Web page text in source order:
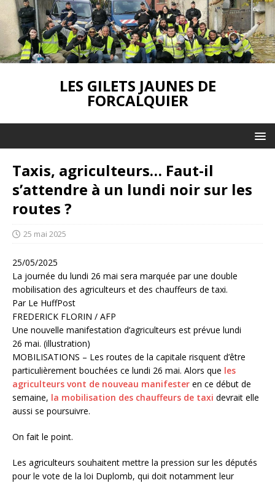
LES GILETS JAUNES DE
FORCALQUIER
Taxis, agriculteurs… Faut-il
s’attendre à un lundi noir sur les
routes ?
25 mai 2025
25/05/2025
La journée du lundi 26 mai sera marquée par une double
mobilisation des agriculteurs et des chauffeurs de taxi.
Par Le HuffPost
FREDERICK FLORIN / AFP
Une nouvelle manifestation d’agriculteurs est prévue lundi
26 mai. (illustration)
MOBILISATIONS – Les routes de la capitale risquent d’être
particulièrement bouchées ce lundi 26 mai. Alors que les
agriculteurs vont de nouveau manifester en ce début de
semaine, la mobilisation des chauffeurs de taxi devrait elle
aussi se poursuivre.
On fait le point.
Les agriculteurs souhaitent mettre la pression sur les députés
pour le vote de la loi Duplomb, qui doit notamment leur